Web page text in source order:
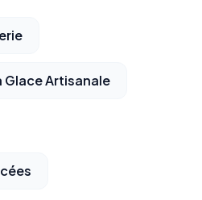
Glace Artisanale